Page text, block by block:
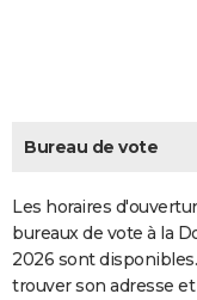
Carte de Noël
Carte Bonne année
Carte Saint-Valentin
Carte Pâques
Carte d'anniversaire
DICTIONNAIRE
Dictionnaire
Biographies
Citations
Expressions
Proverbes
PROGRAMME TV
Bureau de vote
Les horaires
bureaux de vote à la
2026 sont
trouver son adresse